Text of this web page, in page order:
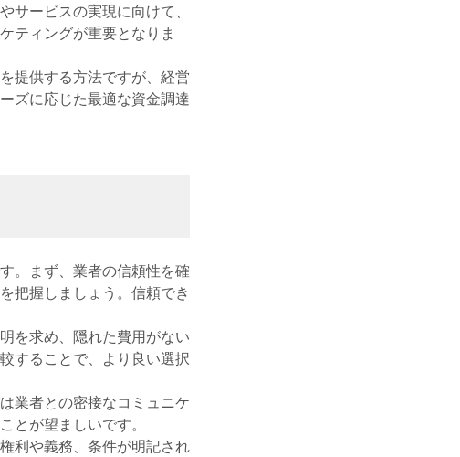
サービスの実現に向けて、
ティングが重要となりま
提供する方法ですが、経営
ズに応じた最適な資金調達
。まず、業者の信頼性を確
把握しましょう。信頼でき
を求め、隠れた費用がない
することで、より良い選択
業者との密接なコミュニケ
とが望ましいです。
利や義務、条件が明記され